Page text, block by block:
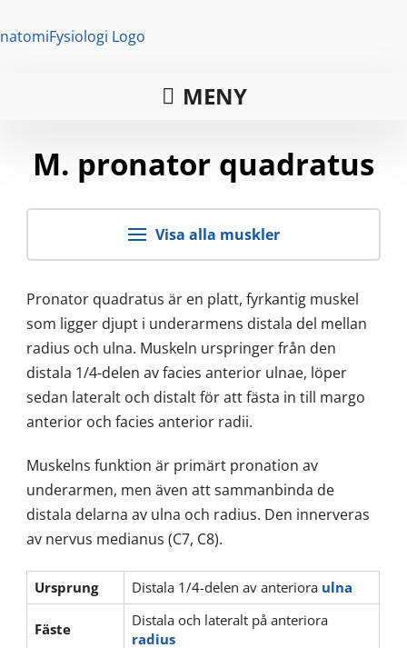
MENY
M. pronator quadratus
Visa alla muskler
Pronator quadratus är en platt, fyrkantig muskel
som ligger djupt i underarmens distala del mellan
radius och ulna. Muskeln urspringer från den
distala 1/4-delen av facies anterior ulnae, löper
sedan lateralt och distalt för att fästa in till margo
anterior och facies anterior radii.
Muskelns funktion är primärt pronation av
underarmen, men även att sammanbinda de
distala delarna av ulna och radius. Den innerveras
av nervus medianus (C7, C8).
Ursprung Distala 1/4-delen av anteriora ulna
Fäste
Distala och lateralt på anteriora
radius